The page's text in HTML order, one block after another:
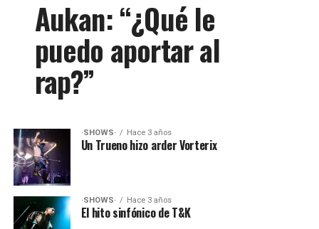
Aukan: “¿Qué le
puedo aportar al
rap?”
·SHOWS· Hace 3 años
Un Trueno hizo arder Vorterix
·SHOWS· Hace 3 años
El hito sinfónico de T&K